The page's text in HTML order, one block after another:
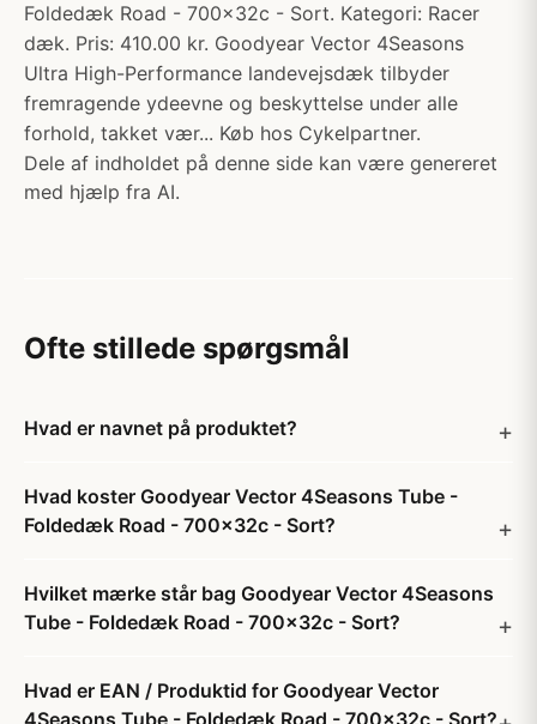
Foldedæk Road - 700x32c - Sort. Kategori: Racer
dæk. Pris: 410.00 kr. Goodyear Vector 4Seasons
Ultra High-Performance landevejsdæk tilbyder
fremragende ydeevne og beskyttelse under alle
forhold, takket vær... Køb hos Cykelpartner.
Dele af indholdet på denne side kan være genereret
med hjælp fra AI.
Ofte stillede spørgsmål
Hvad er navnet på produktet?
Hvad koster Goodyear Vector 4Seasons Tube -
Foldedæk Road - 700x32c - Sort?
Hvilket mærke står bag Goodyear Vector 4Seasons
Tube - Foldedæk Road - 700x32c - Sort?
Hvad er EAN / Produktid for Goodyear Vector
4Seasons Tube - Foldedæk Road - 700x32c - Sort?